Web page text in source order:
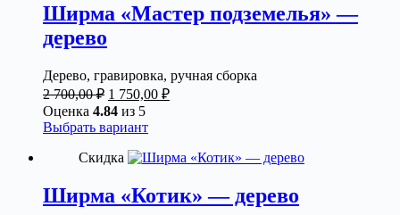
Ширма «Мастер подземелья» —
дерево
Дерево, гравировка, ручная сборка
2 700,00₽ Первоначальная
цена
составляла
2
700,00 ₽.
1 750,00 ₽Текущая
Оценка 4.84 из 5
Выбрать вариантЭтот
имеет
вариаций.
Опции
Скидка
Ширма «Котик» — дерево